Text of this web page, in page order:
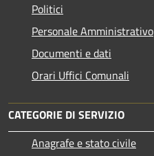
Politici
Personale Amministrativo
Documenti e dati
Orari Uffici Comunali
CATEGORIE DI SERVIZIO
Anagrafe e stato civile